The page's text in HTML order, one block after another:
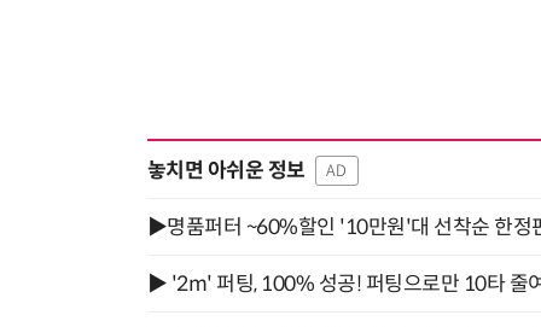
놓치면 아쉬운 정보 AD
▶명품퍼터 ~60%할인 '10만원'대 선착순 한정
▶ '2m' 퍼팅, 100% 성공! 퍼팅으로만 10타 줄